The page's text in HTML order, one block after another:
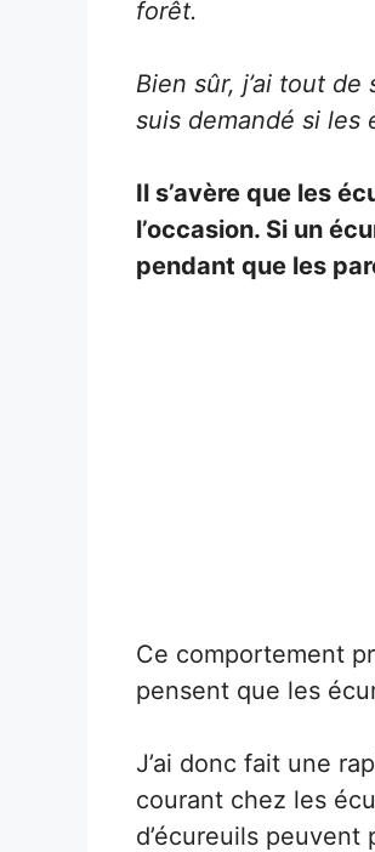
forêt.
Bien sûr, j’ai tout
suis demandé si les
Il s’avère que les
l’occasion. Si un
pendant que les
Ce comportement
pensent que les
J’ai donc fait une
courant chez les
d’écureuils